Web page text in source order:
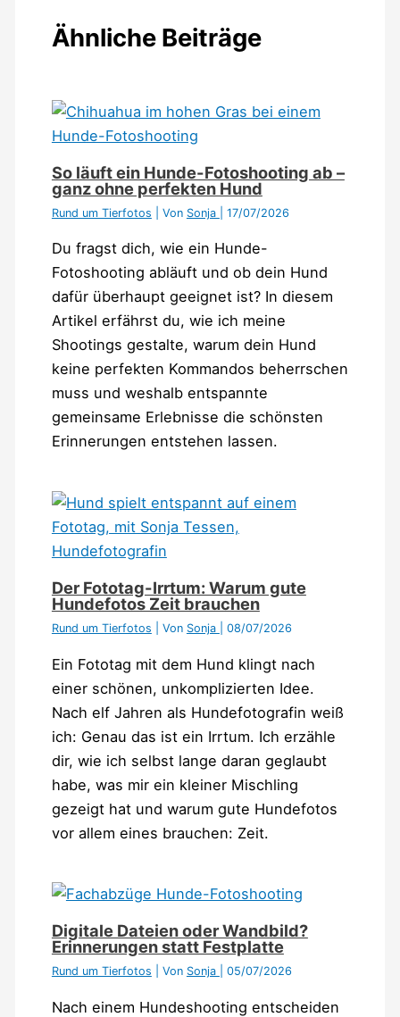
Ähnliche Beiträge
So läuft ein Hunde-Fotoshooting ab –
ganz ohne perfekten Hund
Rund um Tierfotos | Von Sonja 17/07/2026
Du fragst dich, wie ein Hunde-
Fotoshooting abläuft und ob dein Hund
dafür überhaupt geeignet ist? In diesem
Artikel erfährst du, wie ich meine
Shootings gestalte, warum dein Hund
keine perfekten Kommandos beherrschen
muss und weshalb entspannte
gemeinsame Erlebnisse die schönsten
Erinnerungen entstehen lassen.
Der Fototag-Irrtum: Warum gute
Hundefotos Zeit brauchen
Rund um Tierfotos | Von Sonja 08/07/2026
Ein Fototag mit dem Hund klingt nach
einer schönen, unkomplizierten Idee.
Nach elf Jahren als Hundefotografin weiß
ich: Genau das ist ein Irrtum. Ich erzähle
dir, wie ich selbst lange daran geglaubt
habe, was mir ein kleiner Mischling
gezeigt hat und warum gute Hundefotos
vor allem eines brauchen: Zeit.
Digitale Dateien oder Wandbild?
Erinnerungen statt Festplatte
Rund um Tierfotos | Von Sonja 05/07/2026
Nach einem Hundeshooting entscheiden